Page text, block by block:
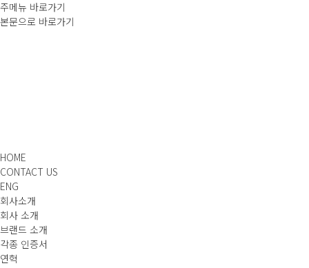
주메뉴 바로가기
본문으로 바로가기
HOME
CONTACT US
ENG
회사소개
회사 소개
브랜드 소개
각종 인증서
연혁